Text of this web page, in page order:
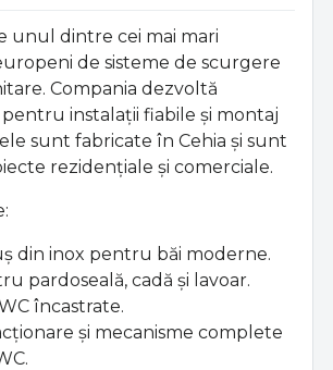
unul dintre cei mai mari
de sisteme de scurgere
Compania dezvoltă
instalații fiabile și montaj
sunt fabricate în Cehia și sunt
rezidențiale și comerciale.
din inox pentru băi moderne.
pardoseală, cadă și lavoar.
încastrate.
și mecanisme complete